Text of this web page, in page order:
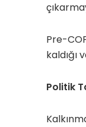
Pre-
Politik